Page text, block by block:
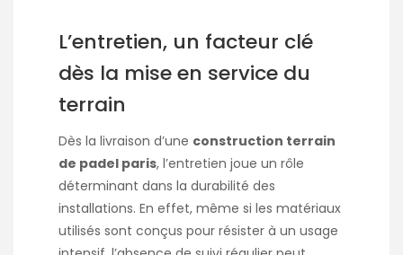
L’entretien, un facteur clé
dès la mise en service du
terrain
Dès la livraison d’une construction terrain
de padel paris, l’entretien joue un rôle
déterminant dans la durabilité des
installations. En effet, même si les matériaux
utilisés sont conçus pour résister à un usage